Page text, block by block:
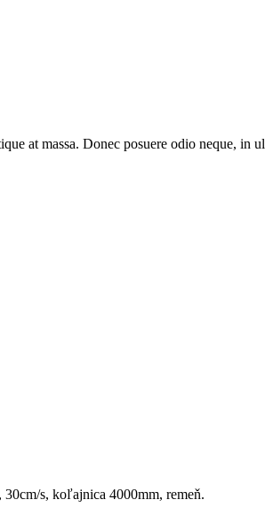
at massa. Donec posuere odio neque, in
s, koľajnica 4000mm, remeň.